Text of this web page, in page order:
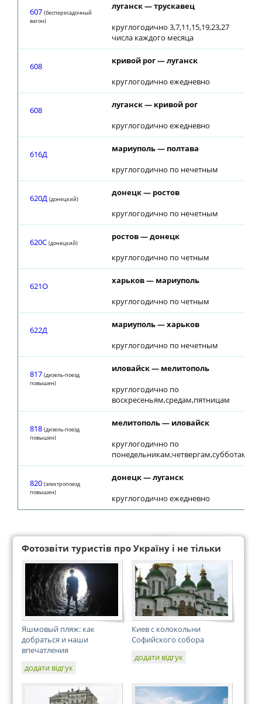
607 (беспересадочный
вагон)
луганск — трускавец
круглогодично 3,7,11,15,19,23,27
числа каждого месяца
608
кривой рог — луганск
круглогодично ежедневно
608
луганск — кривой рог
круглогодично ежедневно
616Д
мариуполь — полтава
круглогодично по нечетным
620Д (донецкий)
донецк — ростов
круглогодично по нечетным
620С (донецкий)
ростов — донецк
круглогодично по четным
621О
харьков — мариуполь
круглогодично по четным
622Д
мариуполь — харьков
круглогодично по нечетным
817 (дизель-поезд
повышен)
иловайск — мелитополь
круглогодично по
воскресеньям,средам,пятницам
818 (дизель-поезд
повышен)
мелитополь — иловайск
круглогодично по
понедельникам,четвергам,субботам
820 (электропоезд
повышен)
донецк — луганск
круглогодично ежедневно
Фотозвіти туристів про Україну і не тільки
Яшмовый пляж: как
добраться и наши
впечатления
додати відгук
Киев с колокольни
Софийского собора
додати відгук